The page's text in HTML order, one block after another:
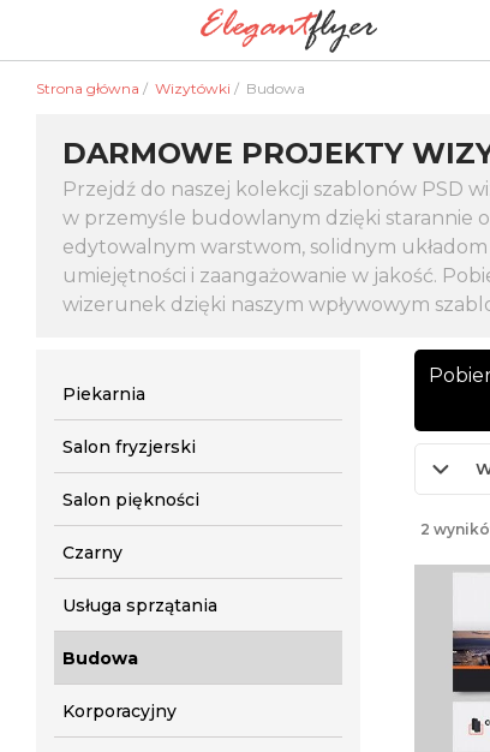
Strona główna / Wizytówki / Budowa
DARMOWE PROJEKTY
Przejdź do naszej kolekcji szablonów PSD
w przemyśle budowlanym dzięki starannie
edytowalnym warstwom, solidnym
umiejętności i zaangażowanie w jakość.
wizerunek dzięki naszym wpływowym
Piekarnia
Salon fryzjerski
Salon piękności
Czarny
Usługa sprzątania
Budowa
Korporacyjny
2